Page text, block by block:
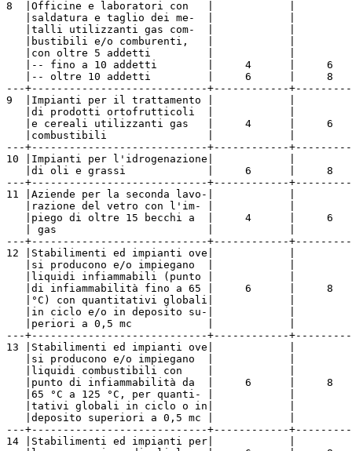
8  |Officine e laboratori con   |            |
|saldatura e taglio dei me-  |            |
|talli utilizzanti gas com-  |            |
|bustibili e/o comburenti,   |            |
|con oltre 5 addetti         |            |
|-- fino a 10 addetti        |     4      |     6
|-- oltre 10 addetti         |     6      |     8
---+----------------------------+------------
9  |Impianti per il trattamento |            |
|di prodotti ortofrutticoli  |            |
|e cereali utilizzanti gas   |     4      |     6
|combustibili                |            |
---+----------------------------+------------
10 |Impianti per l'idrogenazione|            |
|di oli e grassi             |     6      |     8
---+----------------------------+------------
11 |Aziende per la seconda lavo-|            |
|razione del vetro con l'im- |            |
|piego di oltre 15 becchi a  |     4      |     6
| gas                        |            |
---+----------------------------+------------
12 |Stabilimenti ed impianti ove|            |
|si producono e/o impiegano  |            |
|liquidi infiammabili (punto |            |
|di infiammabilità fino a 65 |     6      |     8
|°C) con quantitativi globali|            |
|in ciclo e/o in deposito su-|            |
|periori a 0,5 mc            |            |
---+----------------------------+------------
13 |Stabilimenti ed impianti ove|            |
|si producono e/o impiegano  |            |
|liquidi combustibili con    |            |
|punto di infiammabilità da  |     6      |     8
|65 °C a 125 °C, per quanti- |            |
|tativi globali in ciclo o in|            |
|deposito superiori a 0,5 mc |            |
---+----------------------------+------------
14 |Stabilimenti ed impianti per|            |